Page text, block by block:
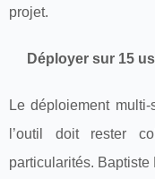
projet.
Déployer sur 15
Le déploiement
l’outil doit rester
particularités.